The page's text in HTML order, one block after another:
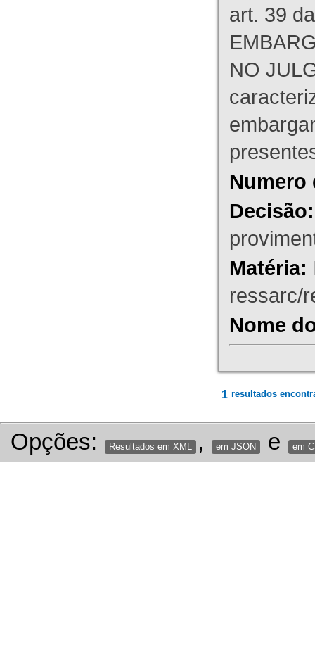
art. 39
NO
Numero
Decisão:
Matéria:
ressarc/
Nome
1 resultados
Opções: Resultados em XML , em JSON e em